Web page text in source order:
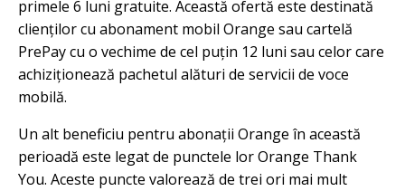
primele 6 luni gratuite. Această ofertă este destinată
clienților cu abonament mobil Orange sau cartelă
PrePay cu o vechime de cel puțin 12 luni sau celor care
achiziționează pachetul alături de servicii de voce
mobilă.
Un alt beneficiu pentru abonații Orange în această
perioadă este legat de punctele lor Orange Thank
You. Aceste puncte valorează de trei ori mai mult